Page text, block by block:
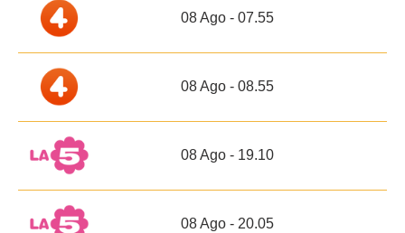
08 Ago - 07.55
08 Ago - 08.55
08 Ago - 19.10
08 Ago - 20.05